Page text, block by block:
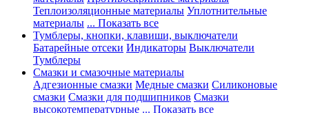
Теплоизоляционные материалы Уплотнительные
материалы ... Показать все
Тумблеры, кнопки, клавиши, выключатели
Батарейные отсеки Индикаторы Выключатели
Тумблеры
Смазки и смазочные материалы
Адгезионные смазки Медные смазки Силиконовые
смазки Смазки для подшипников Смазки
высокотемпературные ... Показать все